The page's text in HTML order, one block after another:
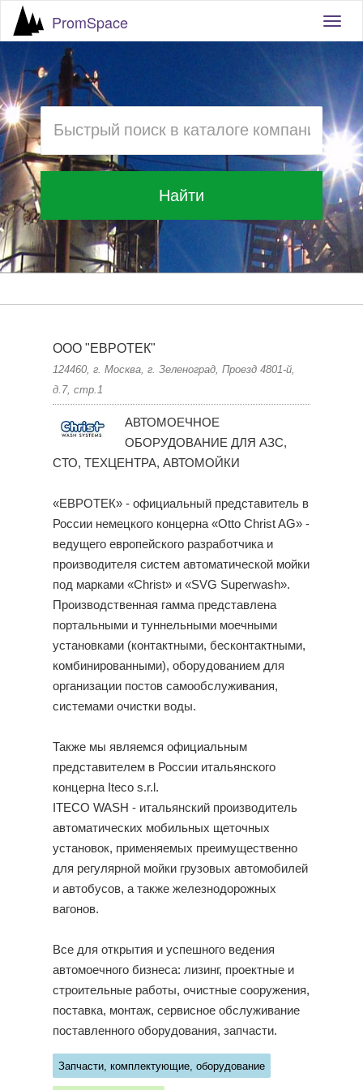
PromSpace
Найти
ООО "ЕВРОТЕК"
124460, г. Москва, г. Зеленоград, Проезд 4801-й,
д.7, стр.1
АВТОМОЕЧНОЕ
ОБОРУДОВАНИЕ ДЛЯ АЗС,
СТО, ТЕХЦЕНТРА, АВТОМОЙКИ
«ЕВРОТЕК» - официальный представитель в
России немецкого концерна «Otto Christ AG» -
ведущего европейского разработчика и
производителя систем автоматической мойки
под марками «Christ» и «SVG Superwash».
Производственная гамма представлена
портальными и туннельными моечными
установками (контактными, бесконтактными,
комбинированными), оборудованием для
организации постов самообслуживания,
системами очистки воды.
Также мы являемся официальным
представителем в России итальянского
концерна Iteco s.r.l.
ITECO WASH - итальянский производитель
автоматических мобильных щеточных
установок, применяемых преимущественно
для регулярной мойки грузовых автомобилей
и автобусов, а также железнодорожных
вагонов.
Все для открытия и успешного ведения
автомоечного бизнеса: лизинг, проектные и
строительные работы, очистные сооружения,
поставка, монтаж, сервисное обслуживание
поставленного оборудования, запчасти.
Запчасти, комплектующие, оборудование